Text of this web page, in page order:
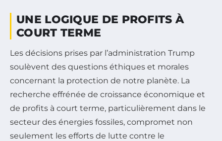
UNE LOGIQUE DE PROFITS À
COURT TERME
Les décisions prises par l’administration Trump
soulèvent des questions éthiques et morales
concernant la protection de notre planète. La
recherche effrénée de croissance économique et
de profits à court terme, particulièrement dans le
secteur des énergies fossiles, compromet non
seulement les efforts de lutte contre le